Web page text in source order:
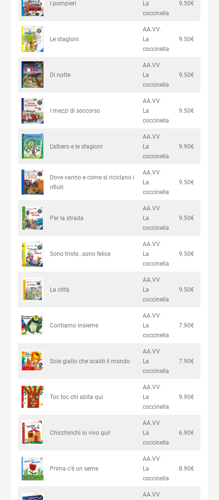
I pompieri
La
coccinella
9.50€
Le stagioni
AA.VV.
La
coccinella
9.50€
Di notte
AA.VV.
La
coccinella
9.50€
I mezzi di soccorso
AA.VV.
La
coccinella
9.50€
L’albero e le stagioni
AA.VV.
La
coccinella
9.90€
Dove vanno e come si riciclano i
rifiuti
AA.VV.
La
coccinella
9.50€
Per la strada
AA.VV.
La
coccinella
9.50€
Sono triste…sono felice
AA.VV.
La
coccinella
9.50€
La città
AA.VV.
La
coccinella
9.50€
Contiamo insieme
AA.VV.
La
coccinella
7.90€
Sole giallo che scaldi il mondo
AA.VV.
La
coccinella
7.90€
Toc toc chi abita qui
AA.VV.
La
coccinella
9.90€
Chicchirichì io vivo qui!
AA.VV.
La
coccinella
6.90€
Prima c’è un seme
AA.VV.
La
coccinella
8.90€
AA.VV.